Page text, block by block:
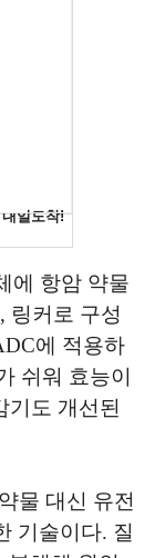
에 항암 약물
링커로 구성
에 적용하
쉬워 효능이
기도 개선된
물 대신 유전
기술이다. 질